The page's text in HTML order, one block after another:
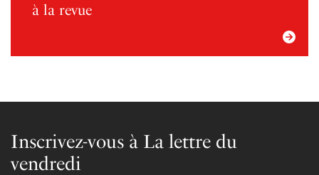
à la revue
Inscrivez-vous à La lettre du
vendredi